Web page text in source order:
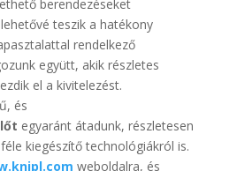
berendezéseket
teszik a hatékony
rendelkező
együtt, akik részletes
el a kivitelezést.
és
egyaránt átadunk, részletesen
kiegészítő technológiákról is.
weboldalra, és